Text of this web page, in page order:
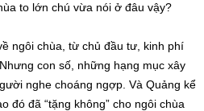
to lớn chú vừa nói ở đâu vậy?
ngôi chùa, từ chủ đầu tư, kinh phí
con số, những hạng mục xây
nghe choáng ngợp. Và Quảng kể
đó đã “tặng không” cho ngôi chùa